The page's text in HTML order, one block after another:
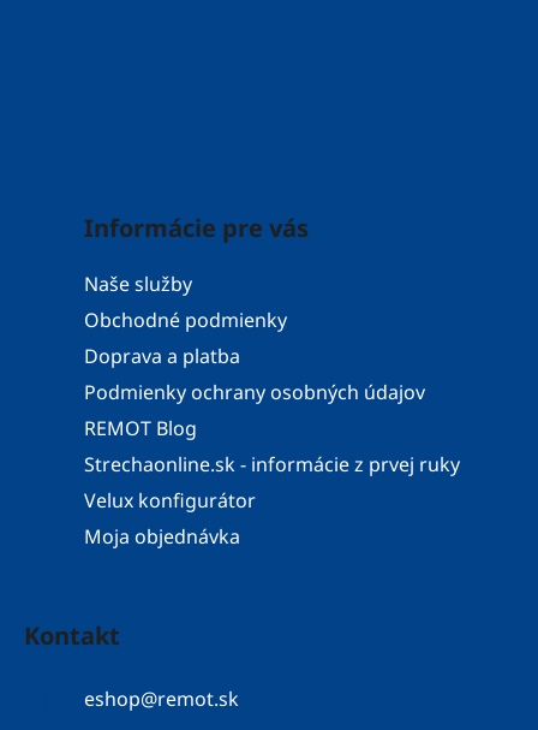
Informácie pre vás
Naše služby
Obchodné podmienky
Doprava a platba
Podmienky ochrany osobných údajov
REMOT Blog
Strechaonline.sk - informácie z prvej ruky
Velux konfigurátor
Moja objednávka
Kontakt
eshop@remot.sk